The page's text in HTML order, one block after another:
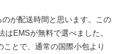
が配送時間と思います。この
はEMSが無料で選べました。
とで、通常の国際小包より